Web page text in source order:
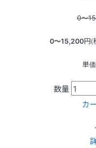
0〜
0〜15,200円(
単価
数量
カ